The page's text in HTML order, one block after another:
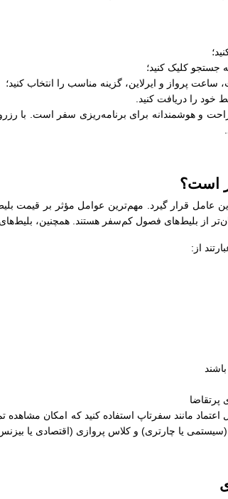
جستجو کلیک کنید؛
پرواز و ایرلاین، گزینه مناسب را انتخاب کنید؛
خود را دریافت کنید.
و هوشمندانه برای برنامه‌ریزی سفر است. با
است؟
عامل قرار گیرد. مهم‌ترین عوامل مؤثر بر قیمت
از بلیط‌های فصول کم‌سفر هستند. همچنین،
از:
اعتماد مانند سفرتاپ استفاده کنید که امکان
یا چارتری) و کلاس پروازی (اقتصادی یا